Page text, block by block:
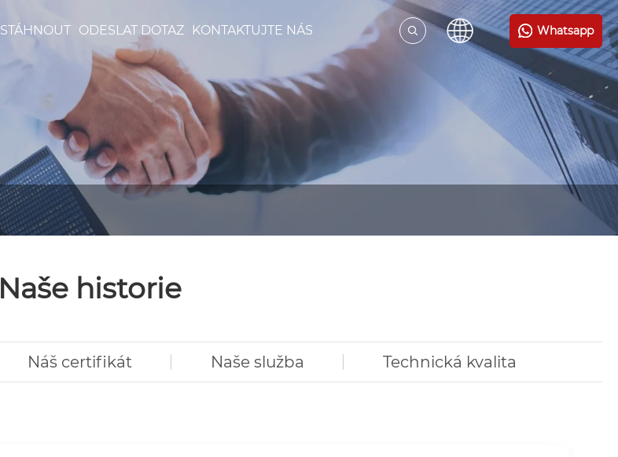
STÁHNOUT ODESLAT DOTAZ KONTAKTUJTE NÁS Whatsapp
Naše historie
Náš certifikát Naše služba Technická kvalita